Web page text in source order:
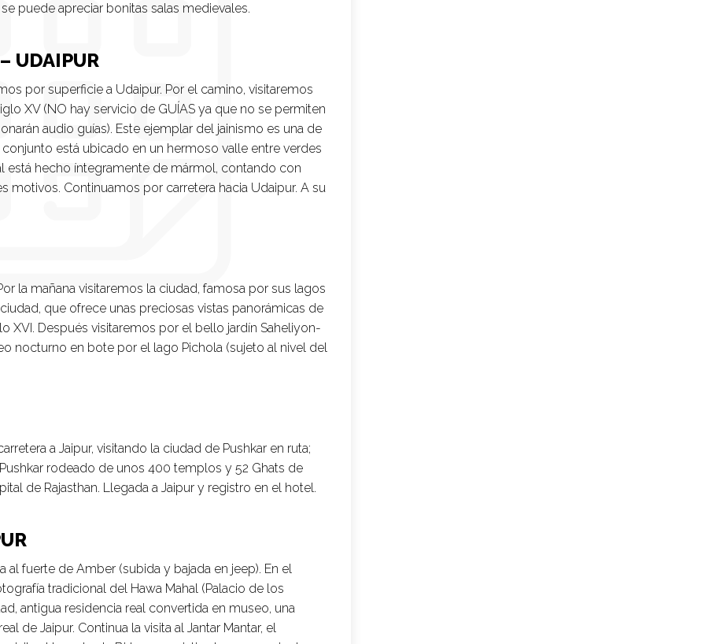
puede apreciar bonitas salas medievales.
UDAIPUR
por superficie a Udaipur. Por el camino, visitaremos
XV (NO hay servicio de GUÍAS ya que no se permiten
audio guías). Este ejemplar del jainismo es una de
está ubicado en un hermoso valle entre verdes
está hecho íntegramente de mármol, contando con
motivos. Continuamos por carretera hacia Udaipur. A su
la mañana visitaremos la ciudad, famosa por sus lagos
que ofrece unas preciosas vistas panorámicas de
Después visitaremos por el bello jardín Saheliyon-
nocturno en bote por el lago Pichola (sujeto al nivel del
a Jaipur, visitando la ciudad de Pushkar en ruta;
rodeado de unos 400 templos y 52 Ghats de
de Rajasthan. Llegada a Jaipur y registro en el hotel.
al fuerte de Amber (subida y bajada en jeep). En el
tradicional del Hawa Mahal (Palacio de los
antigua residencia real convertida en museo, una
de Jaipur. Continua la visita al Jantar Mantar, el